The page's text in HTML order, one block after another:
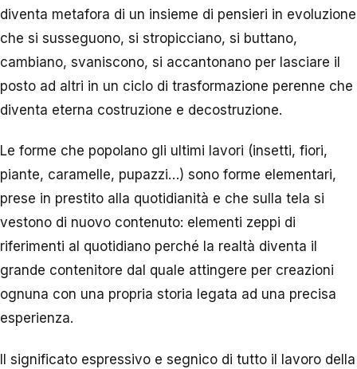
diventa metafora di un insieme di pensieri in evoluzione
che si susseguono, si stropicciano, si buttano,
cambiano, svaniscono, si accantonano per lasciare il
posto ad altri in un ciclo di trasformazione perenne che
diventa eterna costruzione e decostruzione.
Le forme che popolano gli ultimi lavori (insetti, fiori,
piante, caramelle, pupazzi…) sono forme elementari,
prese in prestito alla quotidianità e che sulla tela si
vestono di nuovo contenuto: elementi zeppi di
riferimenti al quotidiano perché la realtà diventa il
grande contenitore dal quale attingere per creazioni
ognuna con una propria storia legata ad una precisa
esperienza.
Il significato espressivo e segnico di tutto il lavoro della